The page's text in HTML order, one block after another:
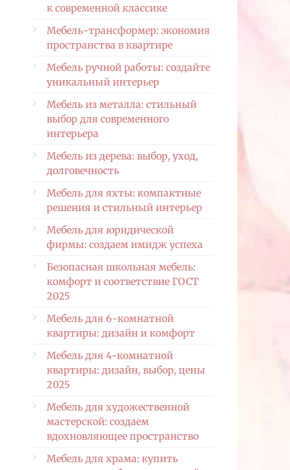
к современной классике
Мебель-трансформер: экономия
пространства в квартире
Мебель ручной работы: создайте
уникальный интерьер
Мебель из металла: стильный
выбор для современного
интерьера
Мебель из дерева: выбор, уход,
долговечность
Мебель для яхты: компактные
решения и стильный интерьер
Мебель для юридической
фирмы: создаем имидж успеха
Безопасная школьная мебель:
комфорт и соответствие ГОСТ
2025
Мебель для 6-комнатной
квартиры: дизайн и комфорт
Мебель для 4-комнатной
квартиры: дизайн, выбор, цены
2025
Мебель для художественной
мастерской: создаем
вдохновляющее пространство
Мебель для храма: купить